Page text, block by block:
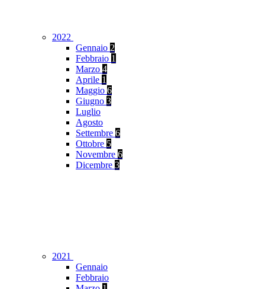
2022
Gennaio 2
Febbraio 1
Marzo 4
Aprile 1
Maggio 6
Giugno 3
Luglio
Agosto
Settembre 6
Ottobre 5
Novembre 6
Dicembre 3
2021
Gennaio
Febbraio